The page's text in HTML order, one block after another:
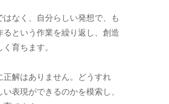
はなく、自分らしい発想で、も
るという作業を繰り返し、創造
育ちます。
正解はありません。どうすれ
表現ができるのかを模索し、